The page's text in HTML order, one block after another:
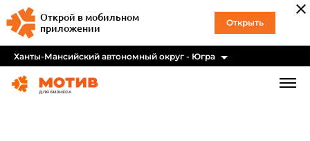
Открой в мобильном
приложении
Открыть
Ханты-Мансийский автономный округ - Югра